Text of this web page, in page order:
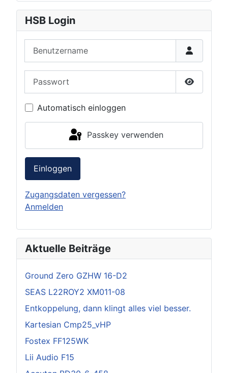
HSB Login
Passwort
Automatisch einloggen
Passkey verwenden
Einloggen
Zugangsdaten vergessen?
Anmelden
Aktuelle Beiträge
Ground Zero GZHW 16-D2
SEAS L22ROY2 XM011-08
Entkoppelung, dann klingt alles viel besser.
Kartesian Cmp25_vHP
Fostex FF125WK
Lii Audio F15